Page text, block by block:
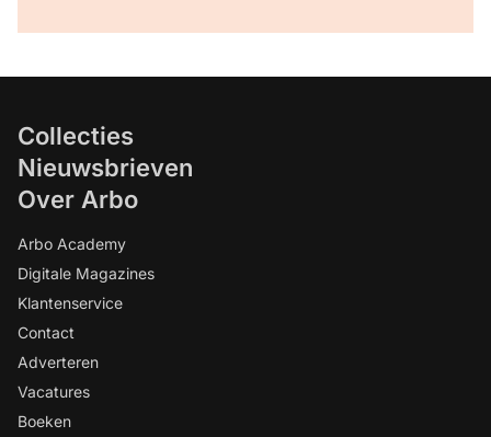
Collecties
Nieuwsbrieven
Over Arbo
Arbo Academy
Digitale Magazines
Klantenservice
Contact
Adverteren
Vacatures
Boeken